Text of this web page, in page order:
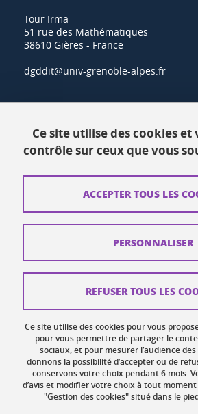
Tour Irma
51 rue des Mathématiques
38610 Gières - France
dgddit@univ-grenoble-alpes.fr
Ressources
Contacts
Plans d'accès
Mentions légales
Plan du site web
Gestion des cookies
Accessibilité : non conforme
Ce site utilise des cookies et
contrôle sur ceux que vous
Ce site utilise des cookies pour vous
pour vous permettre de partager le
sociaux, et pour mesurer l’audience
donnons la possibilité d’accepter ou de
conservons votre choix pendant 6 mois.
d’avis et modifier votre choix à tout
"Gestion des cookies" situé dans le
ACCEPTER TOUS LES
REFUSER TOUS LES
PERSONNALISER